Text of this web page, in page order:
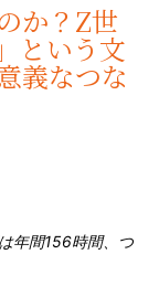
か？Z世
という文
義なつな
年間156時間、つ